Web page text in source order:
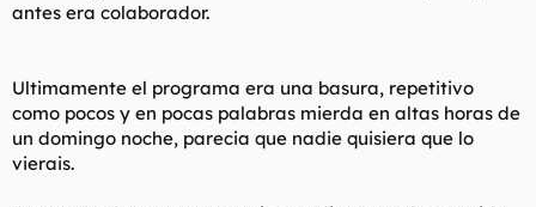
antes era colaborador.
Ultimamente el programa era una basura, repetitivo
como pocos y en pocas palabras mierda en altas horas de
un domingo noche, parecia que nadie quisiera que lo
vierais.